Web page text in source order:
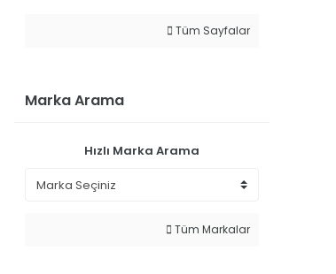
Tüm Sayfalar
Marka Arama
Hızlı Marka Arama
Tüm Markalar